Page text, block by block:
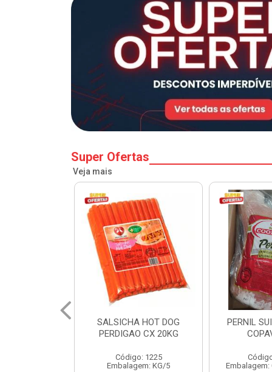
Super Ofertas
Veja mais
PERNIL SUINO C/OSSO
COPAVEL KG
Código: 12301
Embalagem: CX/± 19,56 KG